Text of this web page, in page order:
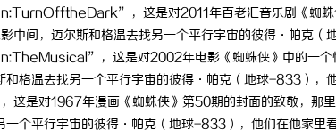
，这是对2011年百老汇音乐剧《蜘蛛
中间，迈尔斯和格温去找另一个平行宇宙的彼得·帕克
，这是对2002年电影《蜘蛛侠》中的一个
和格温去找另一个平行宇宙的彼得·帕克（地球-833）
是对1967年漫画《蜘蛛侠》第50期的封面的致敬，那
一个平行宇宙的彼得·帕克（地球-833），他们在他家里